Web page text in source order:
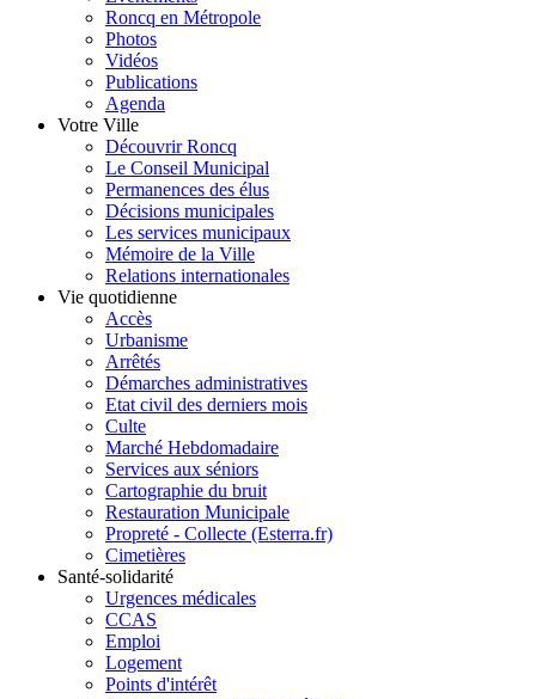
Roncq en Métropole
Photos
Vidéos
Publications
Agenda
Votre Ville
Découvrir Roncq
Le Conseil Municipal
Permanences des élus
Décisions municipales
Les services municipaux
Mémoire de la Ville
Relations internationales
Vie quotidienne
Accès
Urbanisme
Arrêtés
Démarches administratives
Etat civil des derniers mois
Culte
Marché Hebdomadaire
Services aux séniors
Cartographie du bruit
Restauration Municipale
Propreté - Collecte (Esterra.fr)
Cimetières
Santé-solidarité
Urgences médicales
CCAS
Emploi
Logement
Points d'intérêt